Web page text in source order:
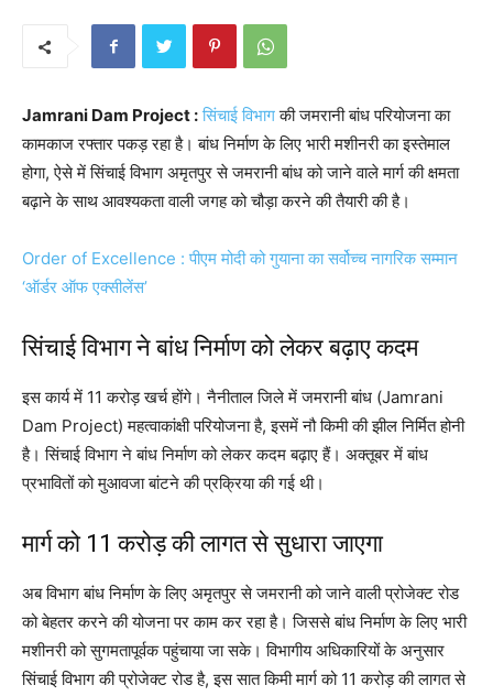
Jamrani Dam Project : सिंचाई विभागकी जमरानी बांध परियोजना का
कामकाज रफ्तार पकड़ रहा है। बांध निर्माण के लिए भारी मशीनरी का इस्तेमाल
होगा, ऐसे में सिंचाई विभाग अमृतपुर से जमरानी बांध को जाने वाले मार्ग की क्षमता
बढ़ाने के साथ आवश्यकता वाली जगह को चौड़ा करने की तैयारी की है।
Order of Excellence : पीएम मोदी को गुयाना का सर्वोच्च नागरिक सम्मान
‘ऑर्डर ऑफ एक्सीलेंस’
सिंचाई विभाग ने बांध निर्माण को लेकर बढ़ाए कदम
इस कार्य में 11 करोड़ खर्च होंगे। नैनीताल जिले में जमरानी बांध (Jamrani
Dam Project) महत्वाकांक्षी परियोजना है, इसमें नौ किमी की झील निर्मित होनी
है। सिंचाई विभाग ने बांध निर्माण को लेकर कदम बढ़ाए हैं। अक्तूबर में बांध
प्रभावितों को मुआवजा बांटने की प्रक्रिया की गई थी।
मार्ग को 11 करोड़ की लागत से सुधारा जाएगा
अब विभाग बांध निर्माण के लिए अमृतपुर से जमरानी को जाने वाली प्रोजेक्ट रोड
को बेहतर करने की योजना पर काम कर रहा है। जिससे बांध निर्माण के लिए भारी
मशीनरी को सुगमतापूर्वक पहुंचाया जा सके। विभागीय अधिकारियों के अनुसार
सिंचाई विभाग की प्रोजेक्ट रोड है, इस सात किमी मार्ग को 11 करोड़ की लागत से